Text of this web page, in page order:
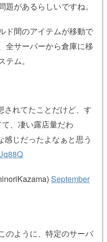
があるらしいですね。
ド間のアイテムが移動で
全サーバーから倉庫に移
ム。
されてたことだけど、す
、凄い露店量だわ
じだったよなぁと思う
September
のように、特定のサーバ